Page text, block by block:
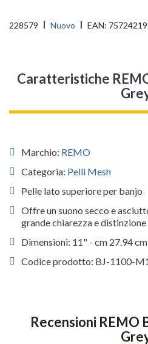
228579 Nuovo EAN:
Caratteristiche
Marchio: REMO
Categoria: Pelli Mesh
Pelle lato superiore per banjo
Offre un suono secco e
grande chiarezza e
Dimensioni: 11" - cm 27.94 cm
Codice prodotto: BJ-1100-
Recensioni REMO